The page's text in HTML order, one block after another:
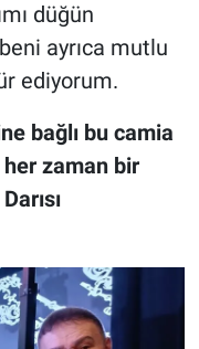
düğün
ayrıca mutlu
ediyorum.
bağlı bu camia
zaman bir